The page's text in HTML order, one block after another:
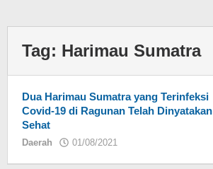
Tag: Harimau Sumatra
Dua Harimau Sumatra yang Terinfeksi
Covid-19 di Ragunan Telah Dinyatakan
Sehat
Daerah 01/08/2021